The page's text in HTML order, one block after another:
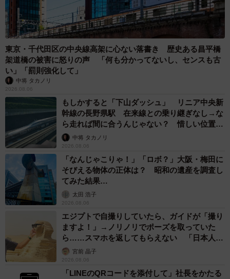
ので、その辺をしっかり相談できる薬局や薬剤師さんだと
ありがたいですね。子どもの薬でそのようなことがあり、
薬剤師さんに薬を変えてもらった経験があります」
「ジェネリックはメーカー変えても薬疹が出るので怖くて
ほぼ使えません。お医者様からも『先発で貰ってくださ
い』と言われ、AG（オーソライズド・ジェネリック）があ
るものはAGでお願いしてます」
などと、ジェネリック医薬品が使用できない人たちからの
コメントも見受けられました。動画についてはもちろん、
さらに深まる疑問も合わせて、中野さんにお伺いました。
ジェネリック医薬品はなぜ安価？ 成分は先発品と
同じ？
さまざまな疑問に回答
ーージェネリック医薬品への変更は国の意向とのことです
が、どれぐらいの割合の薬がジェネリック対応できている
んでしょうか？
東京・千代田区の中央線高架に心ない落書き 歴史ある昌平橋
架道橋の被害に怒りの声 「何も分かってないし、センスも古
い」「罰則強化して」
中将 タカノリ
2026.08.06
もしかすると「下山ダッシュ」 リニア中央新
幹線の長野県駅 在来線との乗り継ぎなし→な
ら走れば間に合うんじゃない？ 惜しい位置関
係が反響
中将 タカノリ
2026.08.06
「なんじゃこりゃ！」「ロボ？」大阪・梅田に
そびえる物体の正体は？ 昭和の遺産を調査し
てみた結果…
太田 浩子
2026.08.06
エジプトで自撮りしていたら、ガイドが「撮り
ますよ！」→ノリノリでポーズを取っていた
ら……スマホを返してもらえない 「日本人は
カモ代表かも」「私は6時間で3万円払った」
宮前 晶子
2026.08.06
「LINEのQRコードを添付して」社長をかたる